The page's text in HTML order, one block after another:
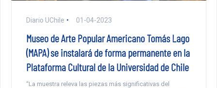
Diario UChile 01-04-2023
Museo de Arte Popular Americano Tomás Lago
(MAPA) se instalará de forma permanente en la
Plataforma Cultural de la Universidad de Chile
“La muestra releva las piezas más significativas del